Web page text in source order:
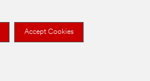
Accept Cookies